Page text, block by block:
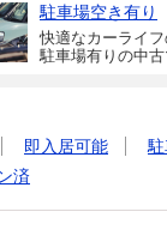
駐車場空き有り
快適なカーライ
駐車場有りの中
即入居可能
済